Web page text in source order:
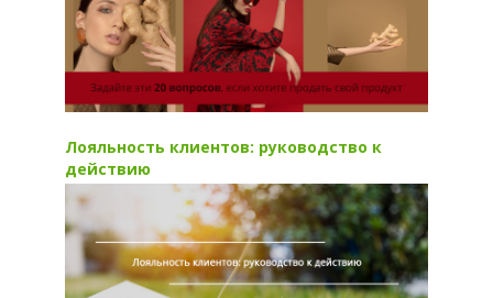
Лояльность клиентов: руководство к
действию